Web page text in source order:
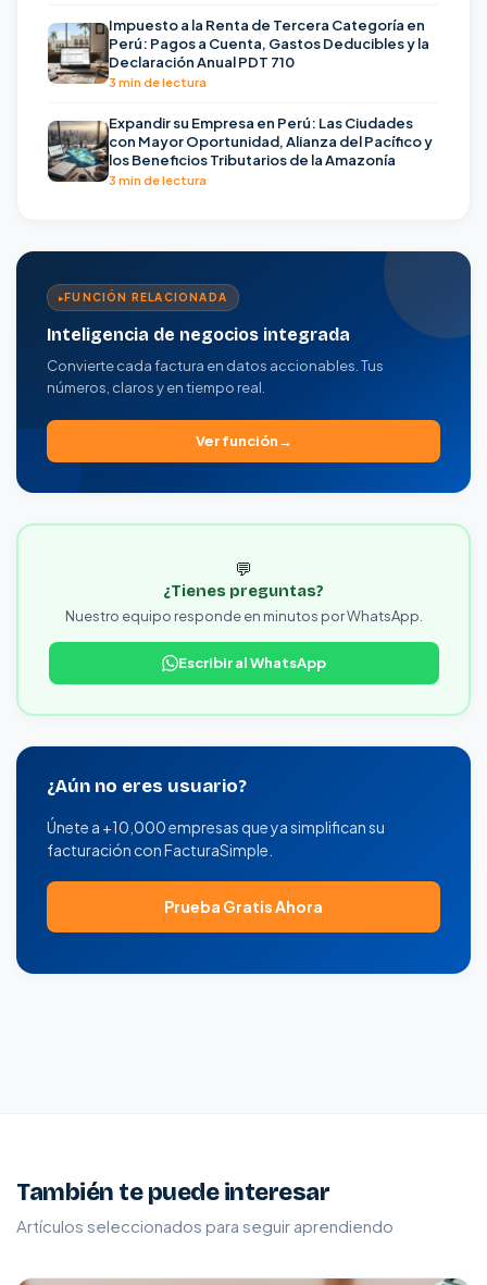
Impuesto a la Renta de Tercera Categoría en
Perú: Pagos a Cuenta, Gastos Deducibles y la
Declaración Anual PDT 710
3 min de lectura
Expandir su Empresa en Perú: Las Ciudades
con Mayor Oportunidad, Alianza del Pacífico y
los Beneficios Tributarios de la Amazonía
3 min de lectura
FUNCIÓN RELACIONADA
Inteligencia de negocios integrada
Convierte cada factura en datos accionables. Tus
números, claros y en tiempo real.
Ver función
💬
¿Tienes preguntas?
Nuestro equipo responde en minutos por WhatsApp.
Escribir al WhatsApp
¿Aún no eres usuario?
Únete a +10,000 empresas que ya simplifican su
facturación con FacturaSimple.
Prueba Gratis Ahora
También te puede interesar
Artículos seleccionados para seguir aprendiendo